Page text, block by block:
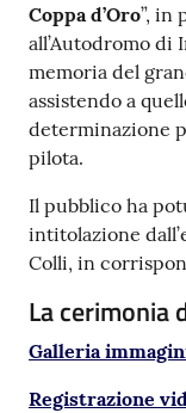
Coppa d’Oro”, in
all’Autodromo di
memoria del
assistendo a
determinazione
pilota.
Il pubblico ha
intitolazione
Colli, in
La cerimonia
Galleria
Registrazione